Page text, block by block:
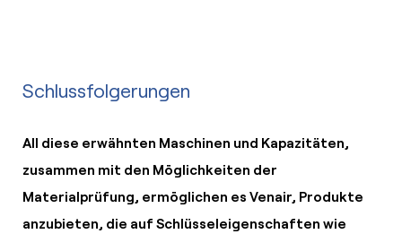
Schlussfolgerungen
All diese erwähnten Maschinen und Kapazitäten,
zusammen mit den Möglichkeiten der
Materialprüfung, ermöglichen es Venair, Produkte
anzubieten, die auf Schlüsseleigenschaften wie